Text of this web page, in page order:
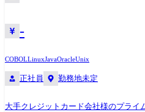
くことができます。 【部署】 開発部署は3部署あり、下記いずれかの部
署に配属となります。 ご希望の部署が
システムから大手クレジットカード会
理システムまで。 様々な金融業界の
したことがあるようなサービスのシス
-
COBOLLinuxJavaOracleUnix
正社員 勤務地未定
大手クレジットカード会社様のプライ